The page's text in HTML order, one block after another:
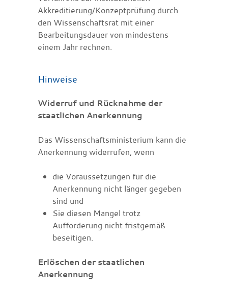
Akkreditierung/Konzeptprüfung durch
den Wissenschaftsrat mit einer
Bearbeitungsdauer von mindestens
einem Jahr rechnen.
Hinweise
Widerruf und Rücknahme der
staatlichen Anerkennung
Das Wissenschaftsministerium kann die
Anerkennung widerrufen, wenn
die Voraussetzungen für die
Anerkennung nicht länger gegeben
sind und
Sie diesen Mangel trotz
Aufforderung nicht fristgemäß
beseitigen.
Erlöschen der staatlichen
Anerkennung